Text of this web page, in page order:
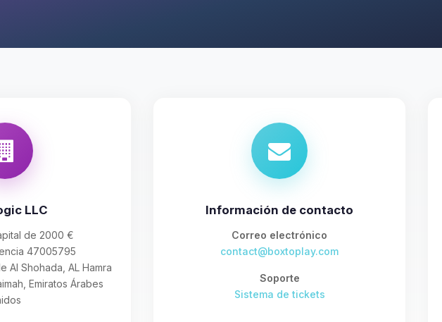
LLC
de 2000 €
47005795
Al Shohada, AL Hamra
Emiratos Árabes
Información de contacto
Correo electrónico
contact@boxtoplay.com
Soporte
Sistema de tickets